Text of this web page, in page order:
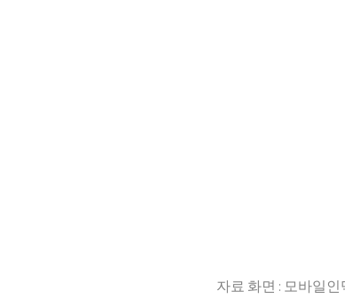
자료 화면 : 모바일